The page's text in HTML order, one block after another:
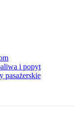
i popyt
pasażerskie